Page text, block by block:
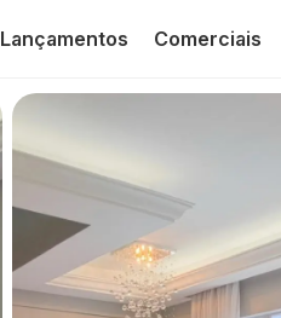
Lançamentos Comerciais